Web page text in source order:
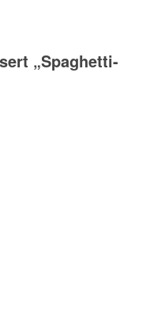
„Spaghetti-